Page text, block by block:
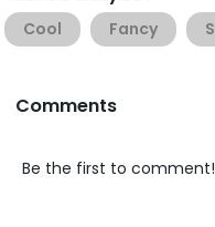
Cool Fancy
Comments
Be the first to comment!